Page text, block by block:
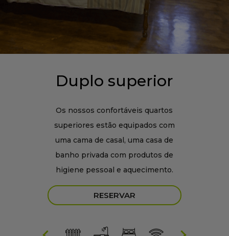
Duplo superior
Os nossos confortáveis quartos
superiores estão equipados com
uma cama de casal, uma casa de
banho privada com produtos de
higiene pessoal e aquecimento.
RESERVAR